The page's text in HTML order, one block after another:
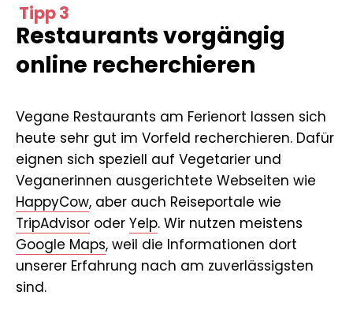
Tipp 3
Restaurants vorgängig
online recherchieren
Vegane Restaurants am Ferienort lassen sich
heute sehr gut im Vorfeld recherchieren. Dafür
eignen sich speziell auf Vegetarier und
Veganerinnen ausgerichtete Webseiten wie
HappyCow, aber auch Reiseportale wie
TripAdvisor oder Yelp. Wir nutzen meistens
Google Maps, weil die Informationen dort
unserer Erfahrung nach am zuverlässigsten
sind.